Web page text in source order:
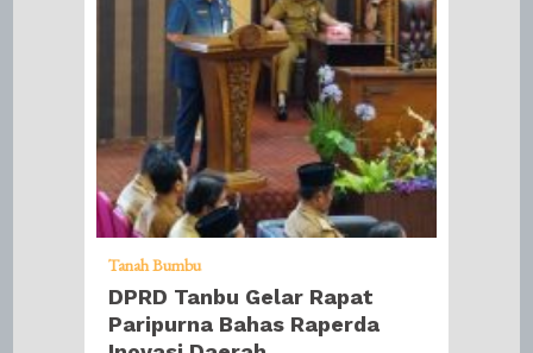
Tanah Bumbu
DPRD Tanbu Gelar Rapat
Paripurna Bahas Raperda